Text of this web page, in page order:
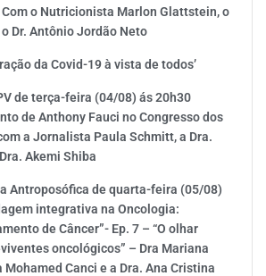
o Nutricionista Marlon Glattstein, o
Dr. Antônio Jordão Neto
da Covid-19 à vista de todos’
de terça-feira (04/08) ás 20h30
de Anthony Fauci no Congresso dos
a Jornalista Paula Schmitt, a Dra.
Akemi Shiba
Antroposófica de quarta-feira (05/08)
integrativa na Oncologia:
de Câncer”- Ep. 7 – “O olhar
oncológicos” – Dra Mariana
Mohamed Canci e a Dra. Ana Cristina